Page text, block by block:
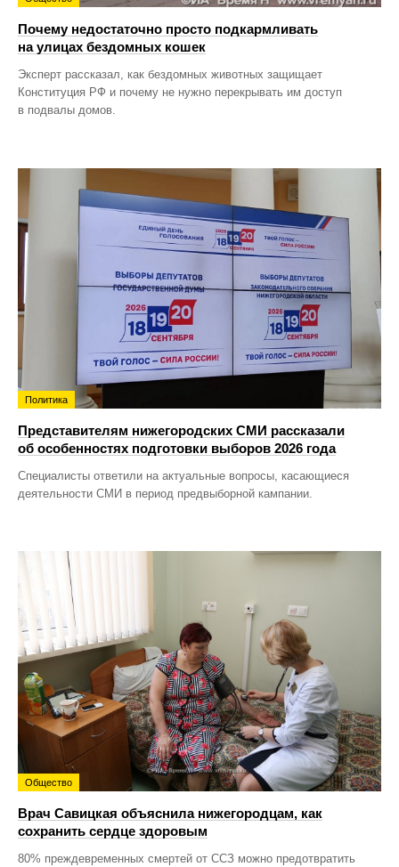
Почему недостаточно просто подкармливать
на улицах бездомных кошек
Эксперт рассказал, как бездомных животных защищает
Конституция РФ и почему не нужно перекрывать им доступ
в подвалы домов.
Политика
Представителям нижегородских СМИ рассказали
об особенностях подготовки выборов 2026 года
Специалисты ответили на актуальные вопросы, касающиеся
деятельности СМИ в период предвыборной кампании.
Общество
Врач Савицкая объяснила нижегородцам, как
сохранить сердце здоровым
80% преждевременных смертей от ССЗ можно предотвратить